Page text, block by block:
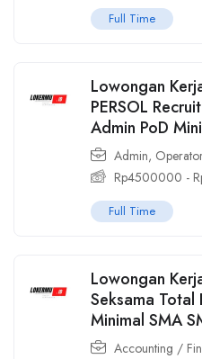
Full Time
Lowongan
PERSOL
Admin PoD
Admin,
Rp4500000 -
Full Time
Lowongan
Seksama Total
Minimal SMA
Accounting /